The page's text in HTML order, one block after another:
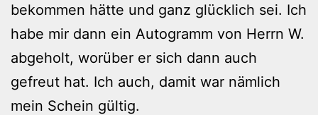
bekommen hätte und ganz glücklich sei. Ich
habe mir dann ein Autogramm von Herrn W.
abgeholt, worüber er sich dann auch
gefreut hat. Ich auch, damit war nämlich
mein Schein gültig.